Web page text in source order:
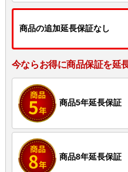
商品の追加延長保証なし
今ならお得に商品保証を延
商品5年延長保証
商品8年延長保証